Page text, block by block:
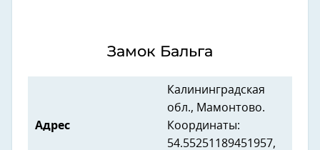
Замок Бальга
Адрес
Калининградская
обл., Мамонтово.
Координаты:
54.55251189451957,